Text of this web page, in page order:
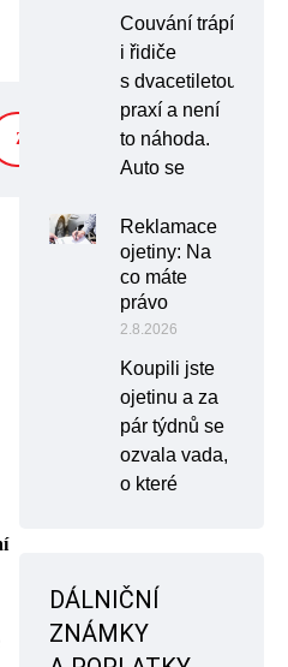
ZOBRAZIT
Couvání trápí
i řidiče
s dvacetiletou
praxí a není
to náhoda.
Auto se
Reklamace
ojetiny: Na
co máte
právo
2.8.2026
Koupili jste
ojetinu a za
pár týdnů se
ozvala vada,
o které
DÁLNIČNÍ
ZNÁMKY